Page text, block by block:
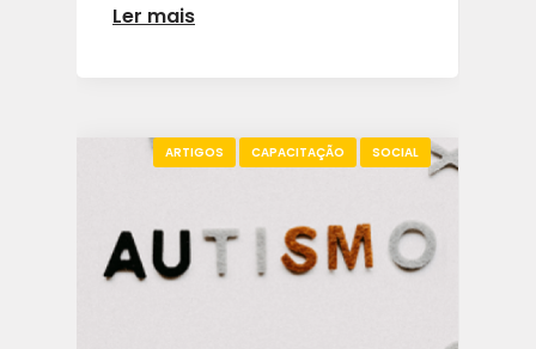
Ler mais
ARTIGOS CAPACITAÇÃO SOCIAL